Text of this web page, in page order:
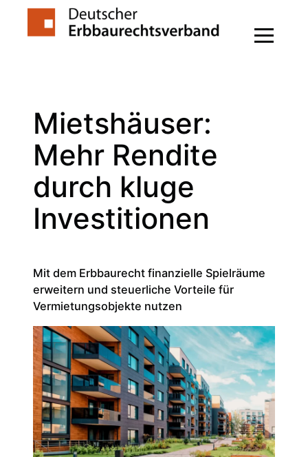
Zum
Mietshäuser:
Mehr Rendite
durch kluge
Investitionen
Mit dem Erbbaurecht finanzielle Spielräume
erweitern und steuerliche Vorteile für
Vermietungsobjekte nutzen